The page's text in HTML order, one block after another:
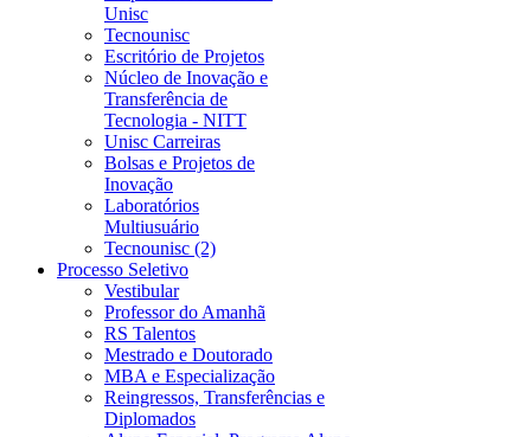
Unisc
Tecnounisc
Escritório de Projetos
Núcleo de Inovação e
Transferência de
Tecnologia - NITT
Unisc Carreiras
Bolsas e Projetos de
Inovação
Laboratórios
Multiusuário
Tecnounisc (2)
Processo Seletivo
Vestibular
Professor do Amanhã
RS Talentos
Mestrado e Doutorado
MBA e Especialização
Reingressos, Transferências e
Diplomados